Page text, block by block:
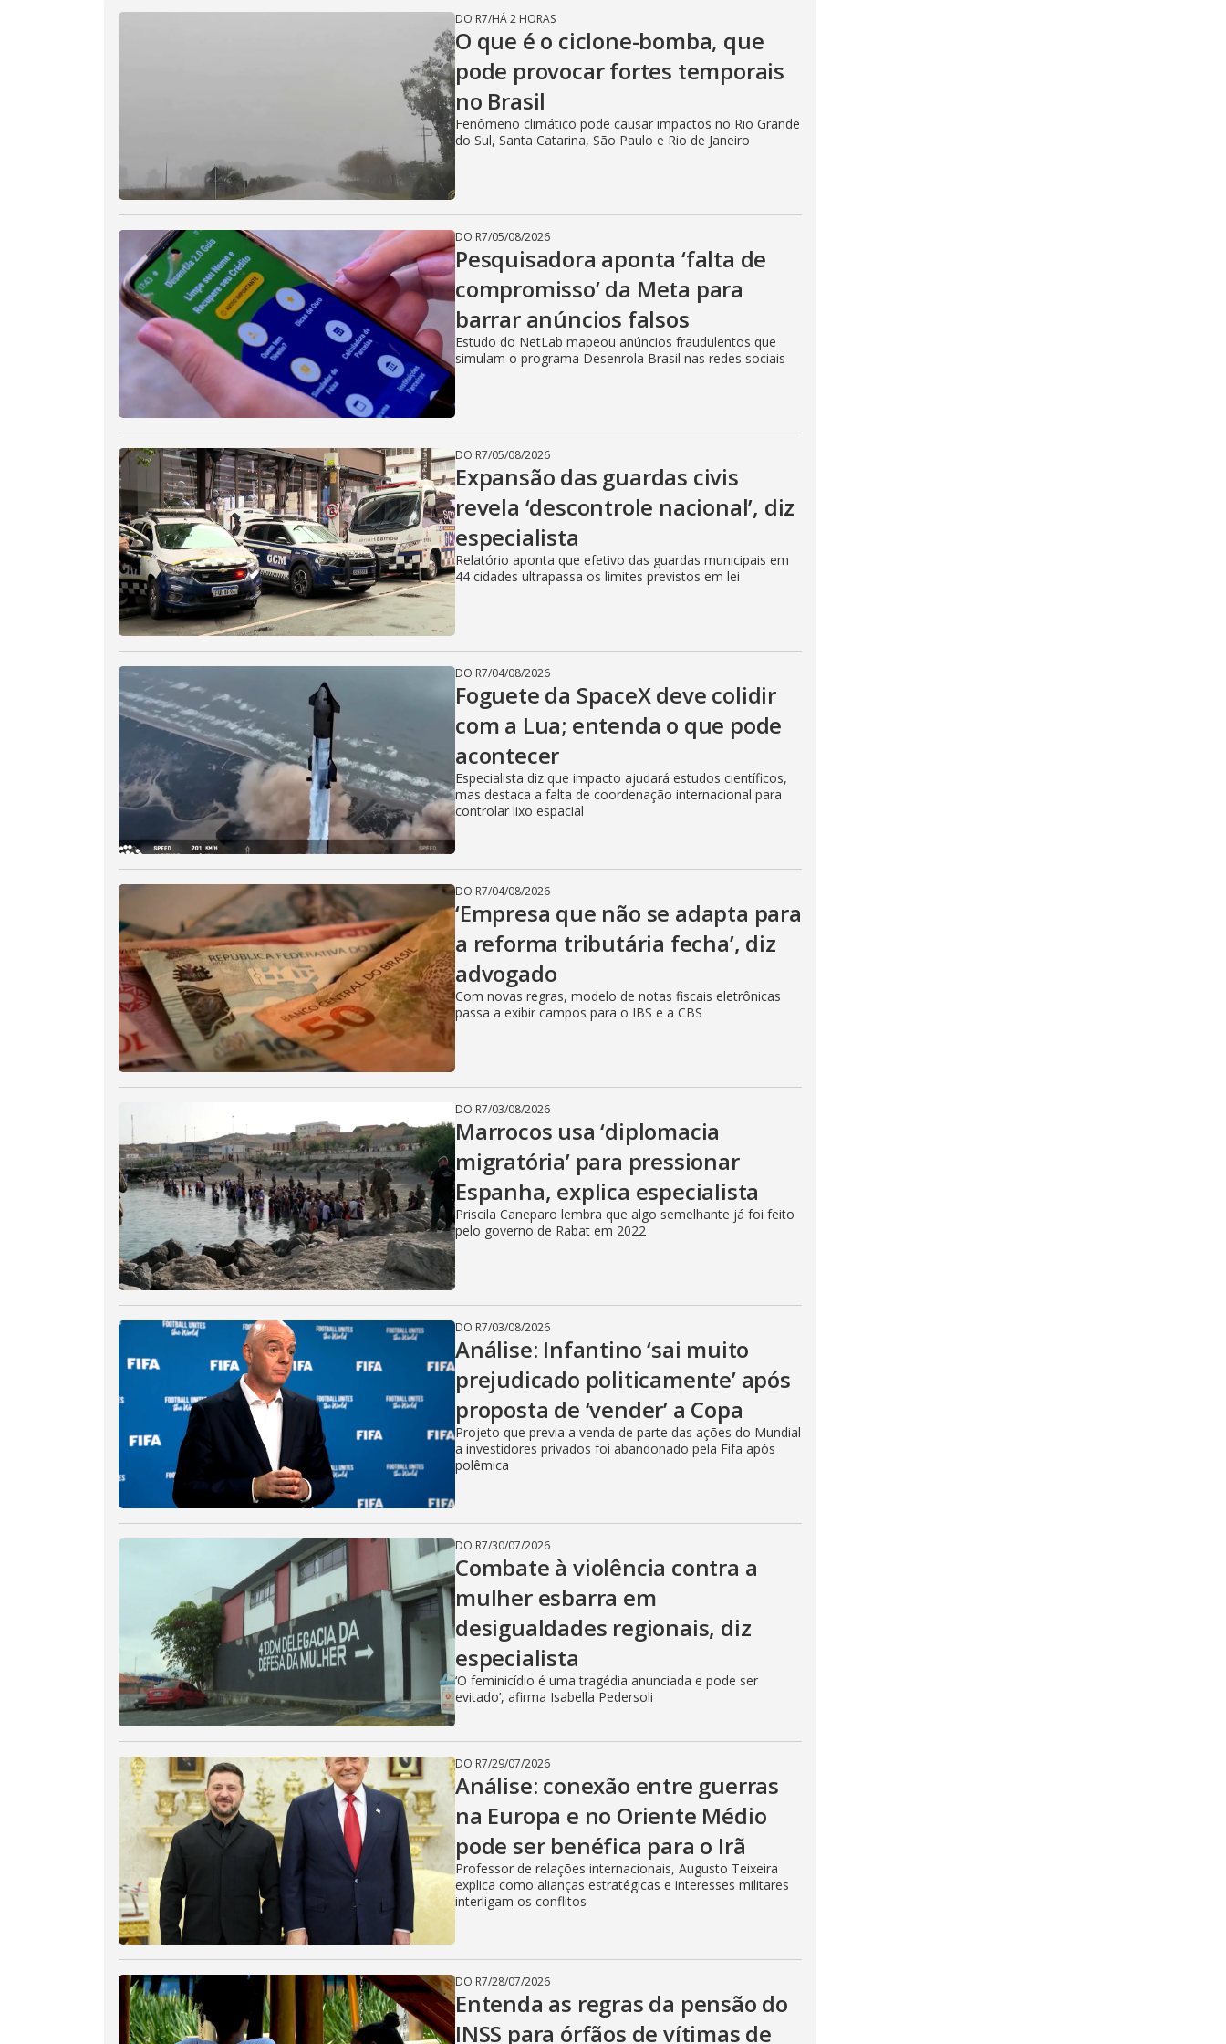
V
i
d
e
o
DO R7/HÁ 2 HORAS
O que é o ciclone-bomba, que
pode provocar fortes temporais
no Brasil
Fenômeno climático pode causar impactos no Rio Grande
do Sul, Santa Catarina, São Paulo e Rio de Janeiro
DO R7/05/08/2026
Pesquisadora aponta ‘falta de
compromisso’ da Meta para
barrar anúncios falsos
Estudo do NetLab mapeou anúncios fraudulentos que
simulam o programa Desenrola Brasil nas redes sociais
DO R7/05/08/2026
Expansão das guardas civis
revela ‘descontrole nacional’, diz
especialista
Relatório aponta que efetivo das guardas municipais em
44 cidades ultrapassa os limites previstos em lei
DO R7/04/08/2026
Foguete da SpaceX deve colidir
com a Lua; entenda o que pode
acontecer
Especialista diz que impacto ajudará estudos científicos,
mas destaca a falta de coordenação internacional para
controlar lixo espacial
DO R7/04/08/2026
‘Empresa que não se adapta para
a reforma tributária fecha’, diz
advogado
Com novas regras, modelo de notas fiscais eletrônicas
passa a exibir campos para o IBS e a CBS
DO R7/03/08/2026
Marrocos usa ‘diplomacia
migratória’ para pressionar
Espanha, explica especialista
Priscila Caneparo lembra que algo semelhante já foi feito
pelo governo de Rabat em 2022
DO R7/03/08/2026
Análise: Infantino ‘sai muito
prejudicado politicamente’ após
proposta de ‘vender’ a Copa
Projeto que previa a venda de parte das ações do Mundial
a investidores privados foi abandonado pela Fifa após
polêmica
DO R7/30/07/2026
Combate à violência contra a
mulher esbarra em
desigualdades regionais, diz
especialista
‘O feminicídio é uma tragédia anunciada e pode ser
evitado’, afirma Isabella Pedersoli
DO R7/29/07/2026
Análise: conexão entre guerras
na Europa e no Oriente Médio
pode ser benéfica para o Irã
Professor de relações internacionais, Augusto Teixeira
explica como alianças estratégicas e interesses militares
interligam os conflitos
DO R7/28/07/2026
Entenda as regras da pensão do
INSS para órfãos de vítimas de